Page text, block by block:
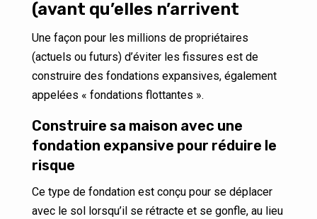
(avant qu’elles n’arrivent
Une façon pour les millions de propriétaires
(actuels ou futurs) d’éviter les fissures est de
construire des fondations expansives, également
appelées « fondations flottantes ».
Construire sa maison avec une
fondation expansive pour réduire le
risque
Ce type de fondation est conçu pour se déplacer
avec le sol lorsqu’il se rétracte et se gonfle, au lieu